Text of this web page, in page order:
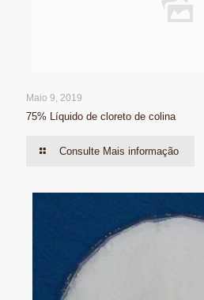
Maio 9, 2019
75% Líquido de cloreto de colina
Consulte Mais informação